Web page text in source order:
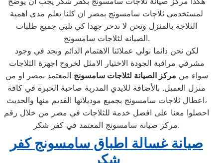
لمستخدمى ثلاجات سامسونج بمصر ان كلنا يعلم مدى اهمية
الثلاجة بالمنزل ونحن لا ندخر جهدا كي نلبي جميع طلبات
الصيانه لثلاجات سامسونج.
لكن نحن دائما نولي عملائنا الاهتمام الدائم ونجد في وجود
مشرفي مراقبة الجودة الاختيار الامثل لخروج اجهزة الثلاجات
سواء من مركز الصيانة لثلاجات سامسونج المعتمد بمصر او من
منزل العميل. بالأضافة للايدي المدربة صاحبة الخبرة في كافة
اعطال ثلاجات سامسونج بجميع موديلاتها القديم منها والحديث،
احصلوا معنا على افضل خدمة للثلاجات في مصر من خلال رقم
مركز صيانة سامسونج المعتمد في كفر شكر.
صيانة غسالة اطباق سامسونج كفر
شكر